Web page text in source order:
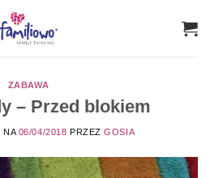
ZABAWA
– Przed blokiem
NA 06/04/2018 PRZEZGOSIA